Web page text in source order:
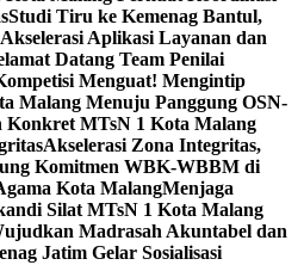
Studi Tiru ke Kemenag Bantul,
Aplikasi Layanan dan
Datang Team Penilai
Menguat! Mengintip
Malang Menuju Panggung OSN-
Konkret MTsN 1 Kota Malang
Akselerasi Zona Integritas,
Komitmen WBK-WBBM di
Kota MalangMenjaga
Silat MTsN 1 Kota Malang
Madrasah Akuntabel dan
Jatim Gelar Sosialisasi